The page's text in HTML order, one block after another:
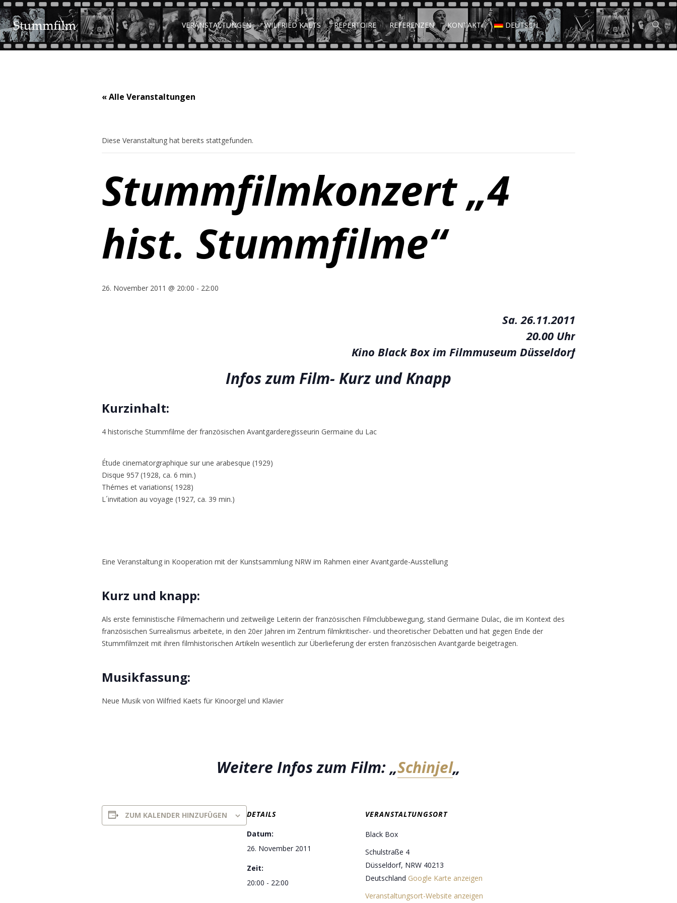
VERANSTALTUNGEN WILFRIED KAETS REPERTOIRE REFERENZEN KONTAKT DEUTSCH
« Alle Veranstaltungen
Diese Veranstaltung hat bereits stattgefunden.
Stummfilmkonzert „4
hist. Stummfilme“
26. November 2011 @ 20:00 - 22:00
Sa. 26.11.2011
20.00 Uhr
Kino Black Box im Filmmuseum Düsseldorf
Infos zum Film- Kurz und Knapp
Kurzinhalt:
4 historische Stummfilme der französischen Avantgarderegisseurin Germaine du Lac
Étude cinematorgraphique sur une arabesque (1929)
Disque 957 (1928, ca. 6 min.)
Thémes et variations( 1928)
L´invitation au voyage (1927, ca. 39 min.)
Eine Veranstaltung in Kooperation mit der Kunstsammlung NRW im Rahmen einer Avantgarde-Ausstellung
Kurz und knapp:
Als erste feministische Filmemacherin und zeitweilige Leiterin der französischen Filmclubbewegung, stand Germaine Dulac, die im Kontext des
französischen Surrealismus arbeitete, in den 20er Jahren im Zentrum filmkritischer- und theoretischer Debatten und hat gegen Ende der
Stummfilmzeit mit ihren filmhistorischen Artikeln wesentlich zur Überlieferung der ersten französischen Avantgarde beigetragen.
Musikfassung:
Neue Musik von Wilfried Kaets für Kinoorgel und Klavier
Weitere Infos zum Film: „Schinjel„
ZUM KALENDER HINZUFÜGEN DETAILS
Datum:
26. November 2011
Zeit:
20:00 - 22:00
VERANSTALTUNGSORT
Black Box
Schulstraße 4
Düsseldorf, NRW 40213
Deutschland Google Karte anzeigen
Veranstaltungsort-Website anzeigen